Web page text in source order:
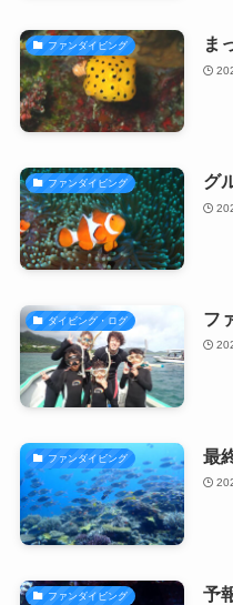
ファンダイビング ま
ファンダイビング グ
ダイビング・ログ フ
ファンダイビング 最
ファンダイビング
予